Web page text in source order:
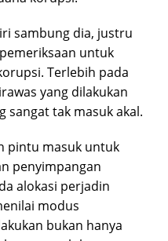
sambung dia, justru
untuk
Terlebih pada
yang dilakukan
sangat tak masuk akal.
pintu masuk untuk
penyimpangan
alokasi perjadin
modus
bukan hanya